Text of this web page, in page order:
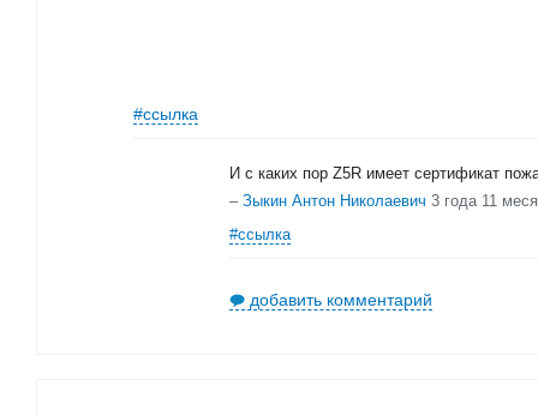
#ссылка
И с каких пор Z5R имеет сертификат
– Зыкин Антон Николаевич 3 года 11
#ссылка
добавить комментарий